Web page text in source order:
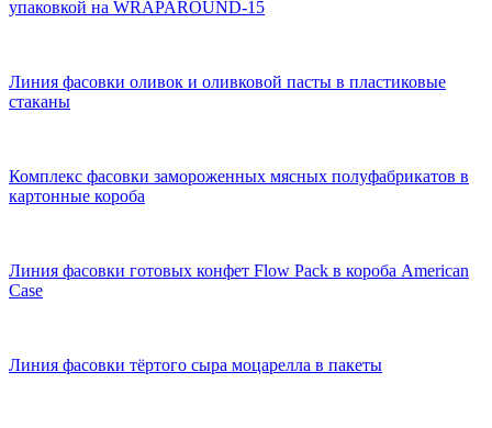
упаковкой на WRAPAROUND-15
Линия фасовки оливок и оливковой пасты в пластиковые
стаканы
Комплекс фасовки замороженных мясных полуфабрикатов в
картонные короба
Линия фасовки готовых конфет Flow Pack в короба American
Case
Линия фасовки тёртого сыра моцарелла в пакеты